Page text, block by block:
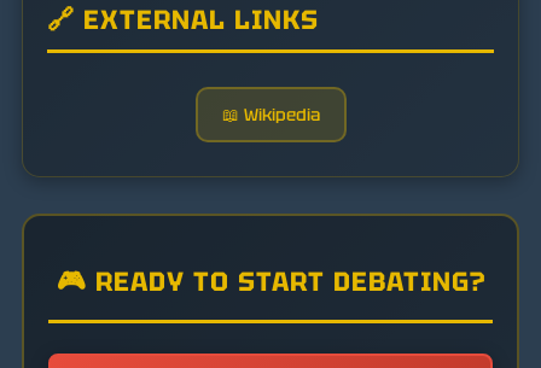
🔗 EXTERNAL LINKS
📖 Wikipedia
🎮 READY TO START DEBATING?